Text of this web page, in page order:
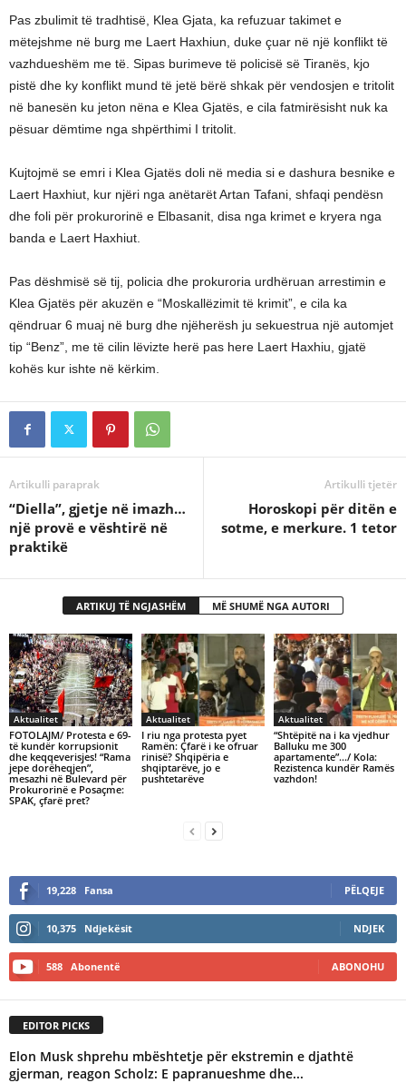
Pas zbulimit të tradhtisë, Klea Gjata, ka refuzuar takimet e
mëtejshme në burg me Laert Haxhiun, duke çuar në një konflikt të
vazhdueshëm me të. Sipas burimeve të policisë së Tiranës, kjo
pistë dhe ky konflikt mund të jetë bërë shkak për vendosjen e tritolit
në banesën ku jeton nëna e Klea Gjatës, e cila fatmirësisht nuk ka
pësuar dëmtime nga shpërthimi I tritolit.
Kujtojmë se emri i Klea Gjatës doli në media si e dashura besnike e
Laert Haxhiut, kur njëri nga anëtarët Artan Tafani, shfaqi pendësn
dhe foli për prokurorinë e Elbasanit, disa nga krimet e kryera nga
banda e Laert Haxhiut.
Pas dëshmisë së tij, policia dhe prokuroria urdhëruan arrestimin e
Klea Gjatës për akuzën e “Moskallëzimit të krimit”, e cila ka
qëndruar 6 muaj në burg dhe njëherësh ju sekuestrua një automjet
tip “Benz”, me të cilin lëvizte herë pas here Laert Haxhiu, gjatë
kohës kur ishte në kërkim.
Artikulli paraprak
“Diella”, gjetje në imazh…
një provë e vështirë në
praktikë
Artikulli tjetër
Horoskopi për ditën e
sotme, e merkure. 1 tetor
ARTIKUJ TË NGJASHËM MË SHUMË NGA AUTORI
Aktualitet
FOTOLAJM/ Protesta e 69-
të kundër korrupsionit
dhe keqqeverisjes! “Rama
jepe dorëheqjen”,
mesazhi në Bulevard për
Prokurorinë e Posaçme:
SPAK, çfarë pret?
Aktualitet
I riu nga protesta pyet
Ramën: Çfarë i ke ofruar
rinisë? Shqipëria e
shqiptarëve, jo e
pushtetarëve
Aktualitet
“Shtëpitë na i ka vjedhur
Balluku me 300
apartamente”…/ Kola:
Rezistenca kundër Ramës
vazhdon!
19,228 Fansa PËLQEJE
10,375 Ndjekësit NDJEK
588 Abonentë ABONOHU
EDITOR PICKS
Elon Musk shprehu mbështetje për ekstremin e djathtë
gjerman, reagon Scholz: E papranueshme dhe...